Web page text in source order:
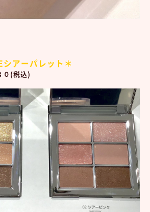
アーパレット＊
(税込)